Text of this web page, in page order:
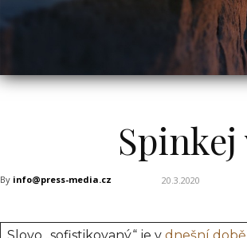
By info@press-media.cz 20.3.2020